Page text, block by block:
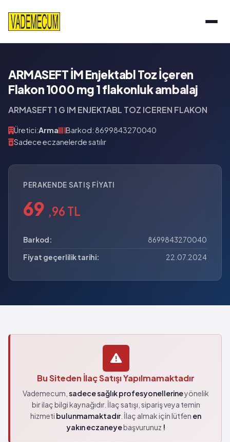
ARMASEFT İM Enjektabl Toz İçeren
Flakon 1000 mg 1 flakonluk ambalaj
ARMASEFT 1 G IM ENJEKTABL TOZ ICEREN FLAKON
Üretici:Arma
Barkod: 8699843270040
Sadece eczanelerde satılır
PERAKENDE SATIŞ FIYATI
69 ,96 TL
Barkod:
8699843270040
Fiyat geçerlilik tarihi:
22.07.2024
Bu Siteden İlaç Satışı Yapılmamaktadır
Vademecum, sadece sağlık profesyonellerineyönelik
bir ilaç bilgi kaynağıdır. İlaç satışı, sipariş veya temin
hizmeti bulunmamaktadır. İlaç almak için lütfen en
yakın eczaneyebaşvurunuz !